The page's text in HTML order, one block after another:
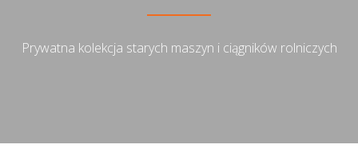
Prywatna kolekcja starych maszyn i ciągników rolniczych